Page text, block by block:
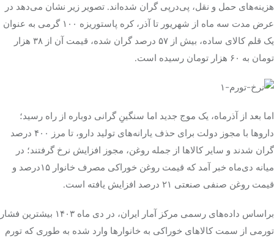
هزینه‌های حمل و نقل، پی‌درپی گران شده‌اند. تصویر زیر نشان می‌دهد در
عرض مدت سه ماه از شهریور تا آذر، کره پاستوریزه ۱۰۰ گرمی به عنوان
یک قلم کالای ساده، بیش از ۵۷ درصد گران شده، قیمت آن از ۳۸ هزار
تومان به ۶۰ هزار تومان رسیده است.
اما بعد از آذرماه، یک موج جدید اما سنگینِ گرانی دوباره از راه رسید؛
داروها با مجوز دولت برای حذف یارانه‌های تولید دارو، تا مرز ۴۰۰ درصد
گران شدند و سایر کالاها از جمله روغن، مجوز افزایش نرخ گرفتند؛ در
میانه دی‌ماه خبر آمد که قیمت روغن خوراکی مصرف خانوار ۱۵درصد و
قیمت روغن صنفی صنعتی ۲۱ درصد افزایش یافته است.
براساس داده‌های رسمی مرکز آمار ایران، در دی ماه ۱۴۰۳ بیشترین فشار
تورمی از سمت کالاهای خوراکی به خانوارها وارد شده به طوری که تورم